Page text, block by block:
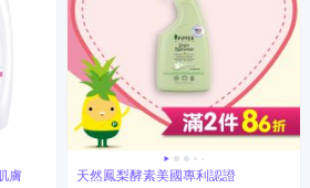
膚 天然鳳梨酵素美國專利認證